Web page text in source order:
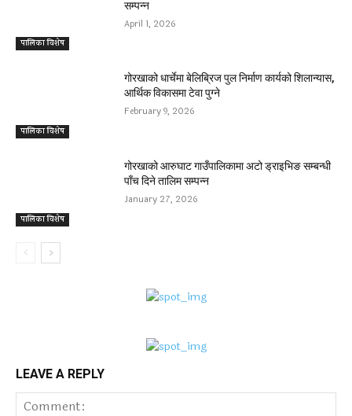
पालिका विशेष
सम्पन्न
April 1, 2026
पालिका विशेष
गोरखाको धार्चेमा बेलिब्रिज पुल निर्माण कार्यको शिलान्यास,
आर्थिक विकासमा टेवा पुग्ने
February 9, 2026
पालिका विशेष
गोरखाको आरुघाट गाउँपालिकामा अटो ड्राइभिङ सम्बन्धी
पाँच दिने तालिम सम्पन्न
January 27, 2026
LEAVE A REPLY